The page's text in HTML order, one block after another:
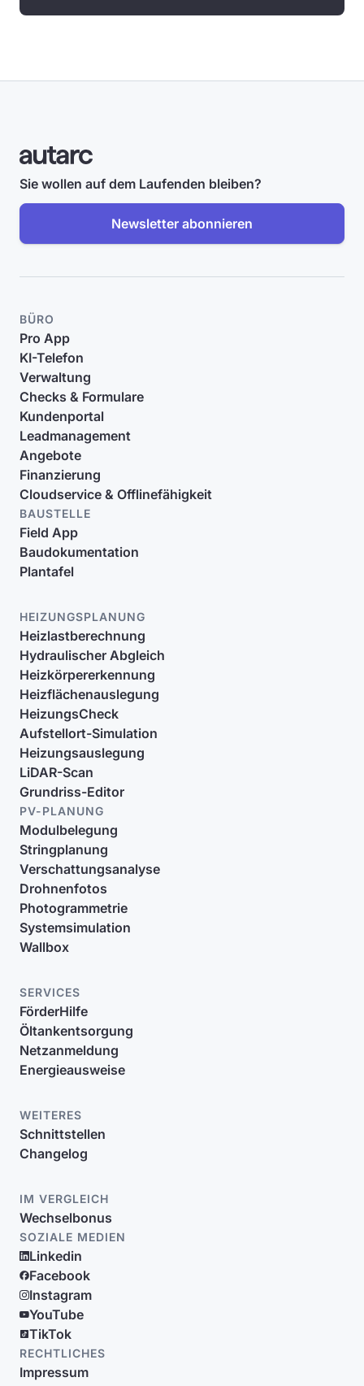
Sie wollen auf dem Laufenden bleiben?
Newsletter abonnieren
BÜRO
Pro App
KI-Telefon
Verwaltung
Checks & Formulare
Kundenportal
Leadmanagement
Angebote
Finanzierung
Cloudservice & Offlinefähigkeit
BAUSTELLE
Field App
Baudokumentation
Plantafel
HEIZUNGSPLANUNG
Heizlastberechnung
Hydraulischer Abgleich
Heizkörpererkennung
Heizflächenauslegung
HeizungsCheck
Aufstellort-Simulation
Heizungsauslegung
LiDAR-Scan
Grundriss-Editor
PV-PLANUNG
Modulbelegung
Stringplanung
Verschattungsanalyse
Drohnenfotos
Photogrammetrie
Systemsimulation
Wallbox
SERVICES
FörderHilfe
Öltankentsorgung
Netzanmeldung
Energieausweise
WEITERES
Schnittstellen
Changelog
IM VERGLEICH
Wechselbonus
SOZIALE MEDIEN
Linkedin
Facebook
Instagram
YouTube
TikTok
RECHTLICHES
Impressum